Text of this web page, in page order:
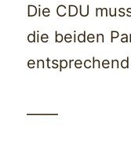
Die CDU
die beiden
——